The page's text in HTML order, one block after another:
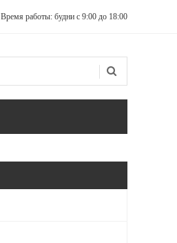
Время работы: будни с 9:00 до 18:00